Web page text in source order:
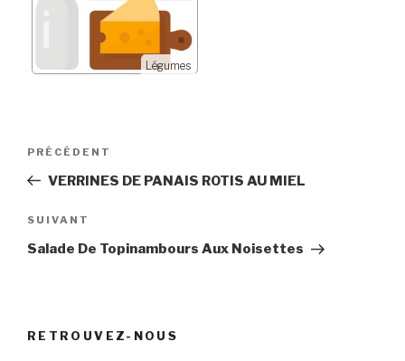
Légumes
Navigation
l’article
Article
précédent
PRÉCÉDENT
VERRINES DE PANAIS ROTIS AU MIEL
Article
suivant
SUIVANT
Salade De Topinambours Aux Noisettes
RETROUVEZ-NOUS